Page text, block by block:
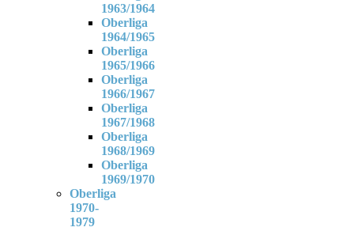
1963/1964
Oberliga
1964/1965
Oberliga
1965/1966
Oberliga
1966/1967
Oberliga
1967/1968
Oberliga
1968/1969
Oberliga
1969/1970
Oberliga
1970-
1979